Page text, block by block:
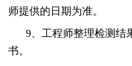
师提供的日期为准。
9、工程师整理检测结
书。